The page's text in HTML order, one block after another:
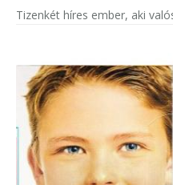
Tizenkét híres ember, aki